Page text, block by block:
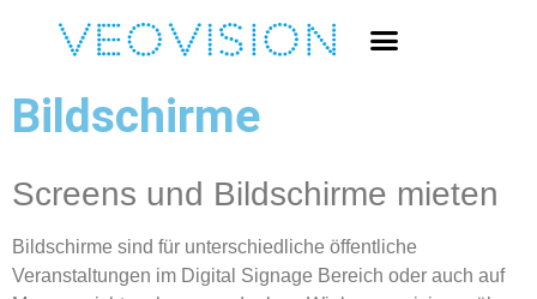
Bildschirme
Screens und Bildschirme mieten
Bildschirme sind für unterschiedliche öffentliche
Veranstaltungen im Digital Signage Bereich oder auch auf